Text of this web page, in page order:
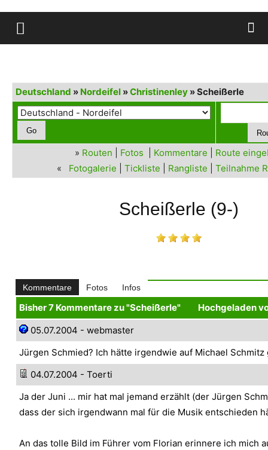
Deutschland » Nordeifel »Christinenley » Scheißerle
» Routen Fotos Kommentare
Route
« Fotogalerie Tickliste Rangliste Teilnahme
Scheißerle (9-)
Kommentare Fotos Infos
Bisher 7 Kommentare zu "Scheißerle"
Hochgeladen
05.07.2004 - webmaster
Jürgen Schmied? Ich hätte irgendwie auf Michael Schmitz
04.07.2004 - Toerti
Ja der Juni ... mir hat mal jemand erzählt (der Jürgen
dass der sich irgendwann mal für die Musik entschieden
An das tolle Bild im Führer vom Florian erinnere ich mich